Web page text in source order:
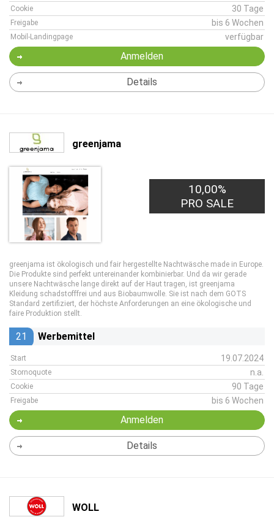
Cookie 30 Tage
Freigabe bis 6 Wochen
Mobil-Landingpage verfügbar
Anmelden
Details
greenjama
10,00%
PRO SALE
greenjama ist ökologisch und fair hergestellte Nachtwäsche made in Europe.
Die Produkte sind perfekt untereinander kombinierbar. Und da wir gerade
unsere Nachtwäsche lange direkt auf der Haut tragen, ist greenjama
Kleidung schadstofffrei und aus Biobaumwolle. Sie ist nach dem GOTS
Standard zertifiziert, der höchste Anforderungen an eine ökologische und
faire Produktion stellt.
21 Werbemittel
Start 19.07.2024
Stornoquote n.a.
Cookie 90 Tage
Freigabe bis 6 Wochen
Anmelden
Details
WOLL